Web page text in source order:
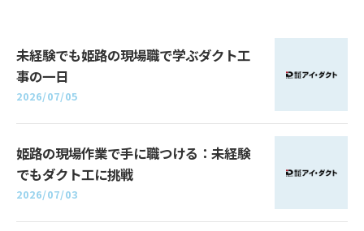
未経験でも姫路の現場職で学ぶダクト工
事の一日
2026/07/05
姫路の現場作業で手に職つける：未経験
でもダクト工に挑戦
2026/07/03